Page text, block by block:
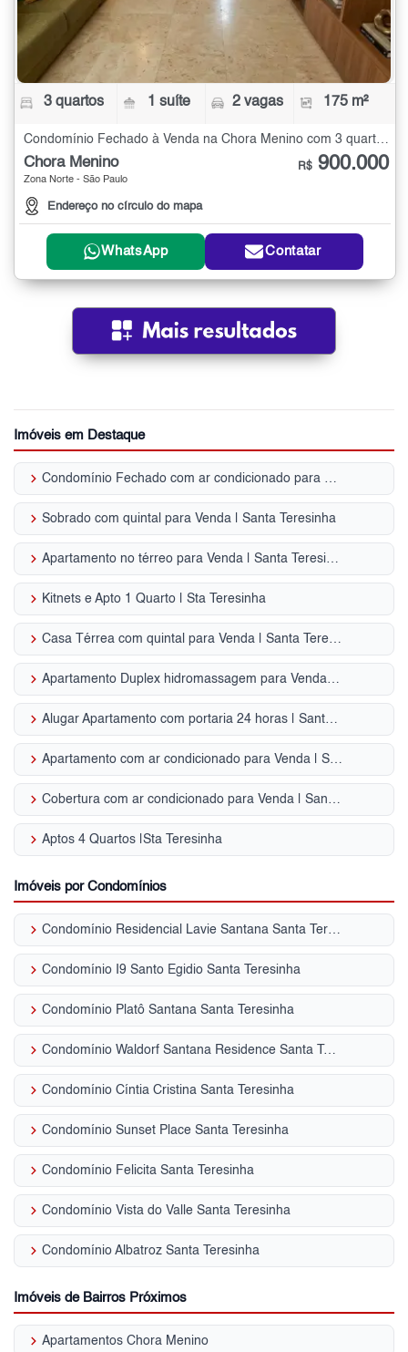
3 quartos 1 suíte 2 vagas 175 m²
Chora Menino
Zona Norte - São Paulo
Endereço no círculo do mapa
R$ 900.000
WhatsApp Contatar
Imóveis em Destaque
keyboard_arrow_right Condomínio Fechado com ar condicionado para Venda | Santa Teresinha
keyboard_arrow_right Sobrado com quintal para Venda | Santa Teresinha
keyboard_arrow_right Apartamento no térreo para Venda | Santa Teresinha
keyboard_arrow_right Kitnets e Apto 1 Quarto | Sta Teresinha
keyboard_arrow_right Casa Térrea com quintal para Venda | Santa Teresinha
keyboard_arrow_right Apartamento Duplex hidromassagem para Venda | Santa Teresinha
keyboard_arrow_right Alugar Apartamento com portaria 24 horas | Santa Teresinha
keyboard_arrow_right Apartamento com ar condicionado para Venda | Santa Teresinha
keyboard_arrow_right Cobertura com ar condicionado para Venda | Santa Teresinha
keyboard_arrow_right Aptos 4 Quartos |Sta Teresinha
Imóveis por Condomínios
keyboard_arrow_right Condomínio Residencial Lavie Santana Santa Teresinha
keyboard_arrow_right Condomínio I9 Santo Egidio Santa Teresinha
keyboard_arrow_right Condomínio Platô Santana Santa Teresinha
keyboard_arrow_right Condomínio Waldorf Santana Residence Santa Teresinha
keyboard_arrow_right Condomínio Cíntia Cristina Santa Teresinha
keyboard_arrow_right Condomínio Sunset Place Santa Teresinha
keyboard_arrow_right Condomínio Felicita Santa Teresinha
keyboard_arrow_right Condomínio Vista do Valle Santa Teresinha
keyboard_arrow_right Condomínio Albatroz Santa Teresinha
Imóveis de Bairros Próximos
keyboard_arrow_right Apartamentos Chora Menino